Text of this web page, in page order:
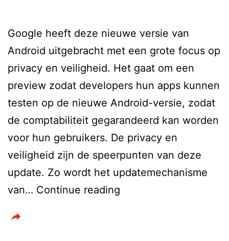
Google heeft deze nieuwe versie van
Android uitgebracht met een grote focus op
privacy en veiligheid. Het gaat om een
preview zodat developers hun apps kunnen
testen op de nieuwe Android-versie, zodat
de comptabiliteit gegarandeerd kan worden
voor hun gebruikers. De privacy en
veiligheid zijn de speerpunten van deze
update. Zo wordt het updatemechanisme
van… Continue reading